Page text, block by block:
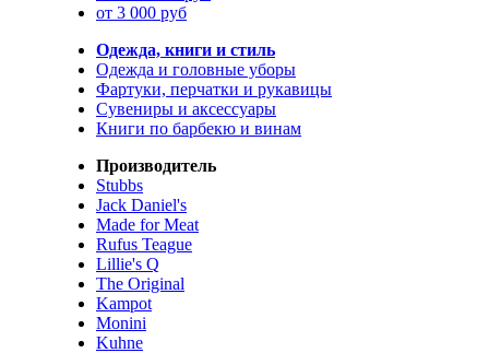
от 3 000 руб
Одежда, книги и стиль
Одежда и головные уборы
Фартуки, перчатки и рукавицы
Сувениры и аксессуары
Книги по барбекю и винам
Производитель
Stubbs
Jack Daniel's
Made for Meat
Rufus Teague
Lillie's Q
The Original
Kampot
Monini
Kuhne